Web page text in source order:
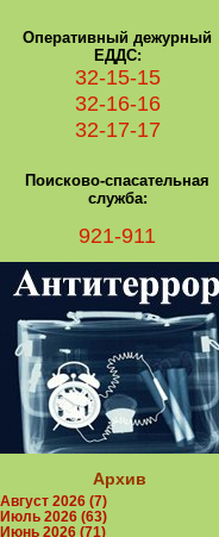
Оперативный дежурный
ЕДДС:
32-15-15
32-16-16
32-17-17
Поисково-спасательная
служба:
921-911
Архив
Август 2026 (7)
Июль 2026 (63)
Июнь 2026 (71)